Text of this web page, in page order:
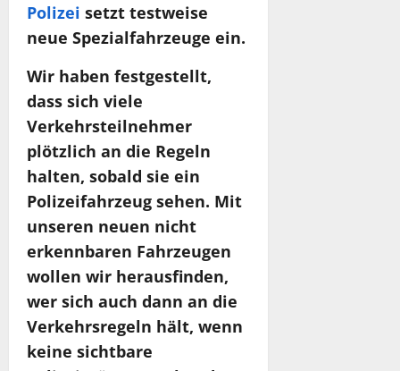
Polizei setzt testweise
neue Spezialfahrzeuge ein.
Wir haben festgestellt,
dass sich viele
Verkehrsteilnehmer
plötzlich an die Regeln
halten, sobald sie ein
Polizeifahrzeug sehen. Mit
unseren neuen nicht
erkennbaren Fahrzeugen
wollen wir herausfinden,
wer sich auch dann an die
Verkehrsregeln hält, wenn
keine sichtbare